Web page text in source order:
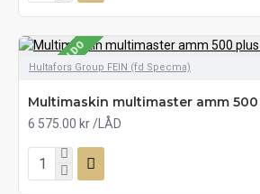
SE LAGERSALDO
Hultafors Group FEIN (fd Specma)
Multimaskin multimaster amm
6 575.00 kr /LÅD